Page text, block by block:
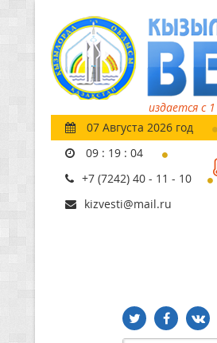
издается с
07 Августа 2026 год
09 : 19 : 05
+7 (7242) 40 - 11 - 10
kizvesti@mail.ru